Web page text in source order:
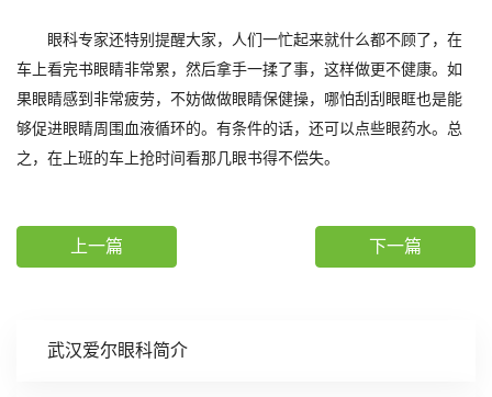
武汉爱尔眼科简介
眼科专家还特别提醒大家，人们一忙起来就什么都不顾了，在
车上看完书眼睛非常累，然后拿手一揉了事，这样做更不健康。如
果眼睛感到非常疲劳，不妨做做眼睛保健操，哪怕刮刮眼眶也是能
够促进眼睛周围血液循环的。有条件的话，还可以点些眼药水。总
之，在上班的车上抢时间看那几眼书得不偿失。
上一篇 下一篇